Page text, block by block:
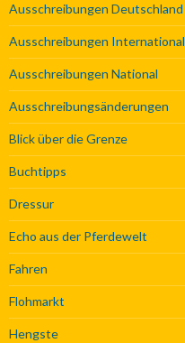
Ausschreibungen Deutschland
Ausschreibungen International
Ausschreibungen National
Ausschreibungsänderungen
Blick über die Grenze
Buchtipps
Dressur
Echo aus der Pferdewelt
Fahren
Flohmarkt
Hengste